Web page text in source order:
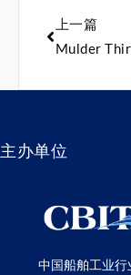
上一篇
主办单位
中国船舶工业行